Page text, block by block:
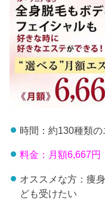
時間：約130種類
料金：月額6,667円
オススメな方：痩
ども受けたい